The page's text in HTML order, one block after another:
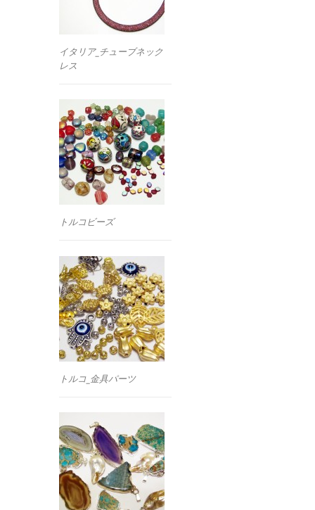
イタリア_チューブネック
レス
トルコビーズ
トルコ_金具パーツ